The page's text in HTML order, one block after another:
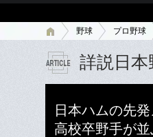
野球 プロ野球
詳説日本
日本ハムの先
高校卒野手が並